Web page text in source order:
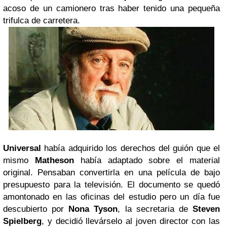
acoso de un camionero tras haber tenido una pequeña
trifulca de carretera.
Universal había adquirido los derechos del guión que el
mismo Mathesonhabía adaptado sobre el material
original. Pensaban convertirla en una película de bajo
presupuesto para la televisión. El documento se quedó
amontonado en las oficinas del estudio pero un día fue
descubierto por Nona Tyson, la secretaria deSteven
Spielberg, y decidió llevárselo al joven director con las